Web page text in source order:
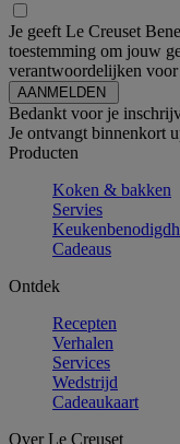
Je geeft Le Creuset
toestemming om jouw
verantwoordelijken
Bedankt voor je
Je ontvangt binnenkort
Producten
Koken & bakken
Servies
Cadeaus
Ontdek
Recepten
Verhalen
Services
Wedstrijd
Cadeaukaart
Over Le Creuset